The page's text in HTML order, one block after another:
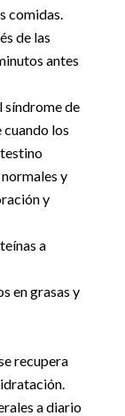
comidas.
de las
antes
síndrome de
los
y
y
a
en grasas y
recupera
a diario